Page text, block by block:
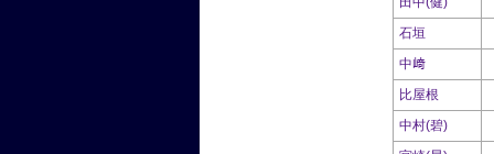
石垣
中﨑
比屋根
中村(碧)